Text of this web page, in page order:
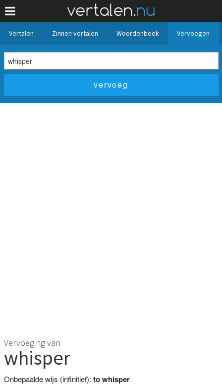
Vertalen Zinnen vertalen Woordenboek Vervoegen
Vervoeging van
whisper
Onbepaalde wijs (infinitief): to whisper